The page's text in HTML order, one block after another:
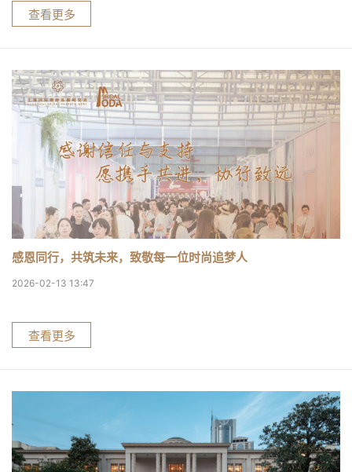
查看更多
感恩同行，共筑未来，致敬每一位时尚追梦人
2026-02-13 13:47
查看更多